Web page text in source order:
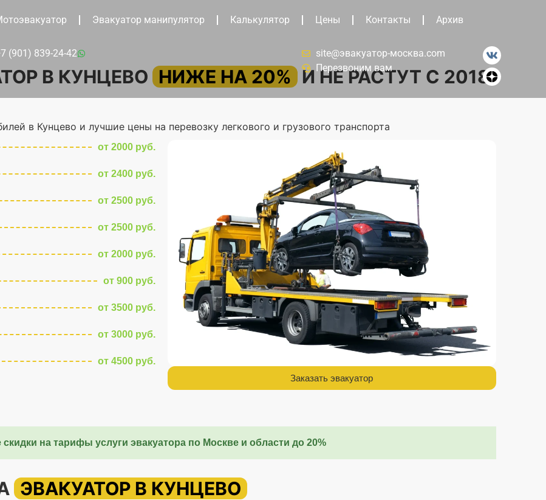
Эвакуатор манипулятор Калькулятор Цены Контакты Архив
(901) 839-24-42
site@эвакуатор-москва.com
Перезвоним вам
В КУНЦЕВО НИЖЕ НА 20% И НЕ РАСТУТ С 2018
в Кунцево и лучшие цены на перевозку легкового и грузового транспорта
от 2000 руб.
от 2400 руб.
от 2500 руб.
от 2500 руб.
от 2000 руб.
от 900 руб.
от 3500 руб.
от 3000 руб.
от 4500 руб.
Заказать эвакуатор
на тарифы услуги эвакуатора по Москве и области до 20%
ЭВАКУАТОР В КУНЦЕВО